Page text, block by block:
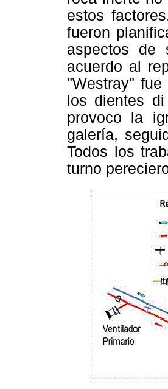
estos
fueron
aspectos de
acuerdo al
"Westray"
los dientes
provoco la
galería,
Todos los
turno